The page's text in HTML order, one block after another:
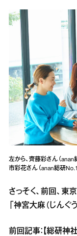
左から、齊藤彩さん（anan
市彩花さん（anan総研
さっそく、前回、東
「神宮大麻（じんぐ
前回記事： 【総研神